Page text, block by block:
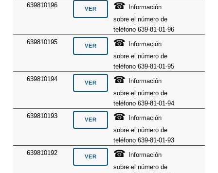
639810196
☎
Información
sobre el número de
teléfono 639-81-01-96
639810195
☎
Información
sobre el número de
teléfono 639-81-01-95
639810194
☎
Información
sobre el número de
teléfono 639-81-01-94
639810193
☎
Información
sobre el número de
teléfono 639-81-01-93
639810192
☎
Información
sobre el número de